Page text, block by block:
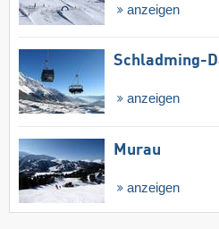
anzeigen
Schladming-
anzeigen
Murau
anzeigen